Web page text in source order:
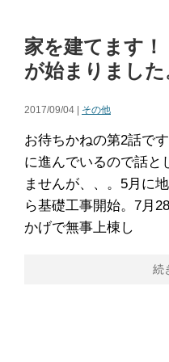
家を建てます
が始まりました
2017/09/04 | その他
お待ちかねの第2話で
に進んでいるので話と
ませんが、、。5月に
ら基礎工事開始。7月
かげで無事上棟し
続